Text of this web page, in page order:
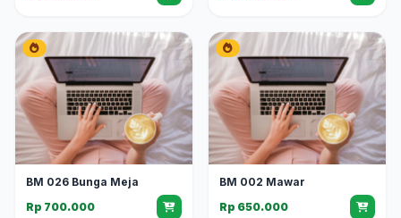
BM 026 Bunga Meja
Rp 700.000
BM 002 Mawar
Rp 650.000